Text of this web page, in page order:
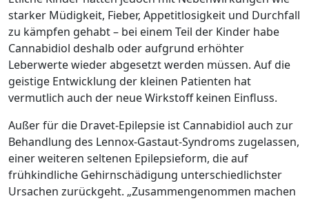
starker Müdigkeit, Fieber, Appetitlosigkeit und Durchfall
zu kämpfen gehabt – bei einem Teil der Kinder habe
Cannabidiol deshalb oder aufgrund erhöhter
Leberwerte wieder abgesetzt werden müssen. Auf die
geistige Entwicklung der kleinen Patienten hat
vermutlich auch der neue Wirkstoff keinen Einfluss.
Außer für die Dravet-Epilepsie ist Cannabidiol auch zur
Behandlung des Lennox-Gastaut-Syndroms zugelassen,
einer weiteren seltenen Epilepsieform, die auf
frühkindliche Gehirnschädigung unterschiedlichster
Ursachen zurückgeht. „Zusammengenommen machen